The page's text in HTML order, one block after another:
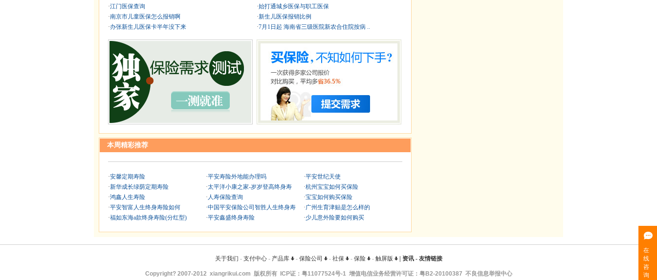
·江门医保查询
·南京市儿童医保怎么报销啊
·办张新生儿医保卡半年没下来
·始打通城乡医保与职工医保
·新生儿医保报销比例
·7月1日起 海南省三级医院新农合住院按病 ..
本周精彩推荐
·安馨定期寿险
·新华成长绿荫定期寿险
·鸿鑫人生寿险
·平安智富人生终身寿险如何
·福如东海a款终身寿险(分红型)
·平安寿险外地能办理吗
·太平洋小康之家-岁岁登高终身寿
· 人寿保险查询
·中国平安保险公司智胜人生终身寿
·平安鑫盛终身寿险
·平安世纪天使
·杭州宝宝如何买保险
·宝宝如何购买保险
·广州生育津贴是怎么样的
·少儿意外险要如何购买
关于我们 - 支付中心- 产品库 - 保险公司 - 社保 - 保险 - 触屏版 | 资讯- 友情链接
Copyright? 2007-2012 xiangrikui.com 版权所有 ICP证： 粤11077524号-1增值电信业务经营许可证：粤B2-20100387 不良信息举报中心